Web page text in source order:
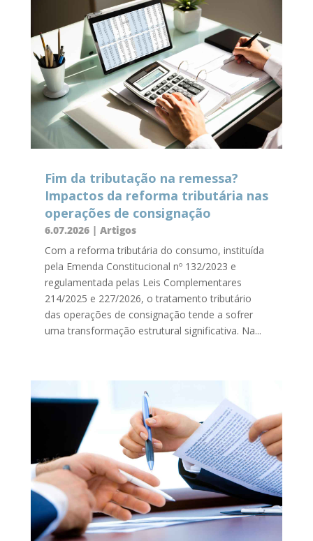
Fim da tributação na remessa?
Impactos da reforma tributária nas
operações de consignação
6.07.2026| Artigos
Com a reforma tributária do consumo, instituída
pela Emenda Constitucional nº 132/2023 e
regulamentada pelas Leis Complementares
214/2025 e 227/2026, o tratamento tributário
das operações de consignação tende a sofrer
uma transformação estrutural significativa. Na...